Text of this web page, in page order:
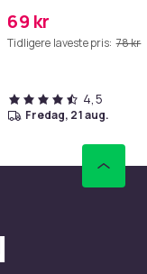
69 kr
Tidligere laveste pris: 78 kr
4,5
fredag, 21 aug.